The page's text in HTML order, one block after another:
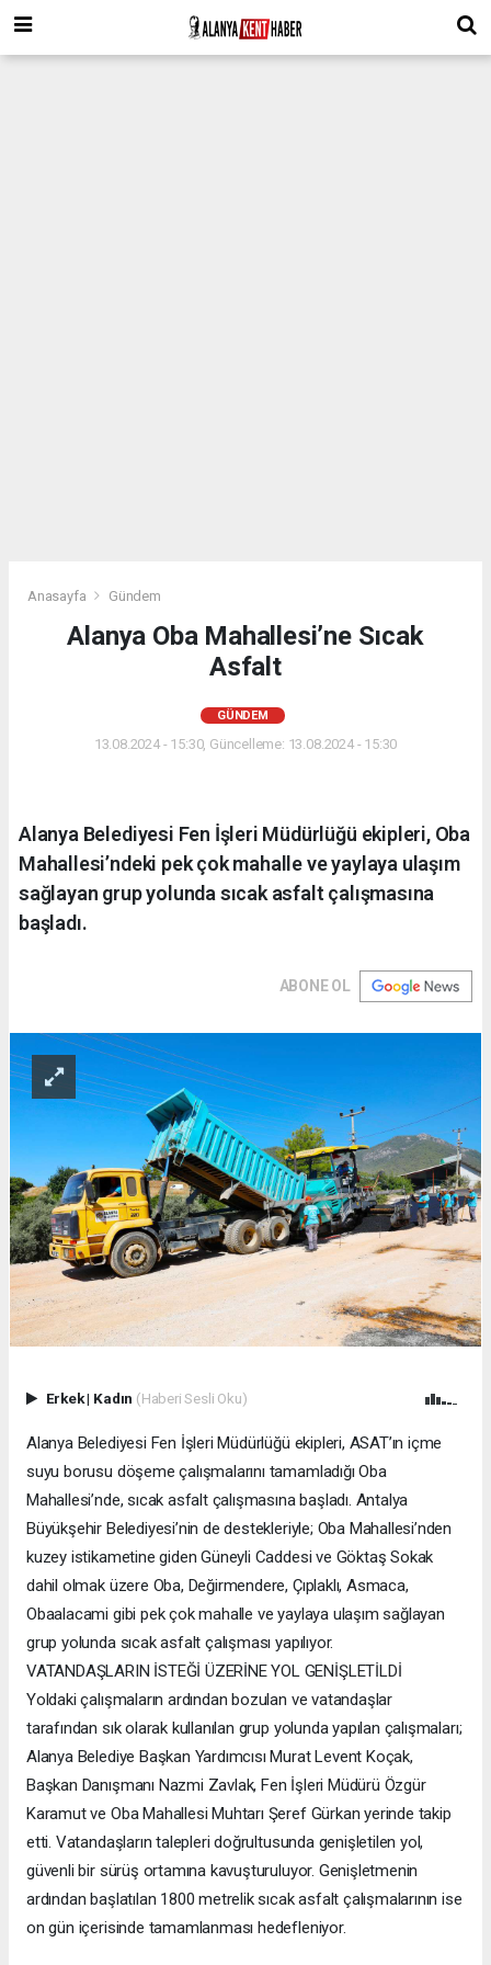
Anasayfa Gündem
Alanya Oba Mahallesi’ne Sıcak
Asfalt
GÜNDEM
13.08.2024 - 15:30, Güncelleme: 13.08.2024 - 15:30
Alanya Belediyesi Fen İşleri Müdürlüğü ekipleri, Oba
Mahallesi’ndeki pek çok mahalle ve yaylaya ulaşım
sağlayan grup yolunda sıcak asfalt çalışmasına
başladı.
ABONE OL
Erkek| Kadın (Haberi Sesli Oku)
Alanya Belediyesi Fen İşleri Müdürlüğü ekipleri, ASAT’ın içme
suyu borusu döşeme çalışmalarını tamamladığı Oba
Mahallesi’nde, sıcak asfalt çalışmasına başladı. Antalya
Büyükşehir Belediyesi’nin de destekleriyle; Oba Mahallesi’nden
kuzey istikametine giden Güneyli Caddesi ve Göktaş Sokak
dahil olmak üzere Oba, Değirmendere, Çıplaklı, Asmaca,
Obaalacami gibi pek çok mahalle ve yaylaya ulaşım sağlayan
grup yolunda sıcak asfalt çalışması yapılıyor.
VATANDAŞLARIN İSTEĞİ ÜZERİNE YOL GENİŞLETİLDİ
Yoldaki çalışmaların ardından bozulan ve vatandaşlar
tarafından sık olarak kullanılan grup yolunda yapılan çalışmaları;
Alanya Belediye Başkan Yardımcısı Murat Levent Koçak,
Başkan Danışmanı Nazmi Zavlak, Fen İşleri Müdürü Özgür
Karamut ve Oba Mahallesi Muhtarı Şeref Gürkan yerinde takip
etti. Vatandaşların talepleri doğrultusunda genişletilen yol,
güvenli bir sürüş ortamına kavuşturuluyor. Genişletmenin
ardından başlatılan 1800 metrelik sıcak asfalt çalışmalarının ise
on gün içerisinde tamamlanması hedefleniyor.